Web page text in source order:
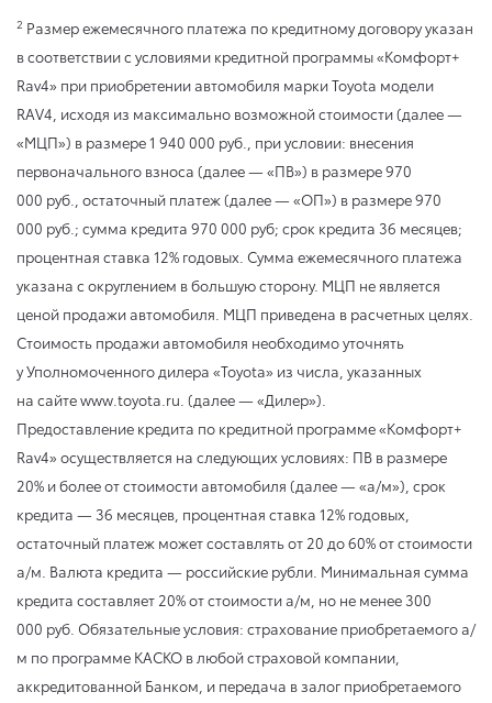
2 Размер ежемесячного платежа по кредитному договору указан
в соответствии с условиями кредитной программы «Комфорт+
Rav4» при приобретении автомобиля марки Toyota модели
RAV4, исходя из максимально возможной стоимости (далее —
«МЦП») в размере 1 940 000 руб., при условии: внесения
первоначального взноса (далее — «ПВ») в размере 970
000 руб., остаточный платеж (далее — «ОП») в размере 970
000 руб.; сумма кредита 970 000 руб; срок кредита 36 месяцев;
процентная ставка 12% годовых. Сумма ежемесячного платежа
указана с округлением в большую сторону. МЦП не является
ценой продажи автомобиля. МЦП приведена в расчетных целях.
Стоимость продажи автомобиля необходимо уточнять
у Уполномоченного дилера «Toyota» из числа, указанных
на сайте www.toyota.ru. (далее — «Дилер»).
Предоставление кредита по кредитной программе «Комфорт+
Rav4» осуществляется на следующих условиях: ПВ в размере
20% и более от стоимости автомобиля (далее — «а/м»), срок
кредита — 36 месяцев, процентная ставка 12% годовых,
остаточный платеж может составлять от 20 до 60% от стоимости
а/м. Валюта кредита — российские рубли. Минимальная сумма
кредита составляет 20% от стоимости а/м, но не менее 300
000 руб. Обязательные условия: страхование приобретаемого а/
м по программе КАСКО в любой страховой компании,
аккредитованной Банком, и передача в залог приобретаемого